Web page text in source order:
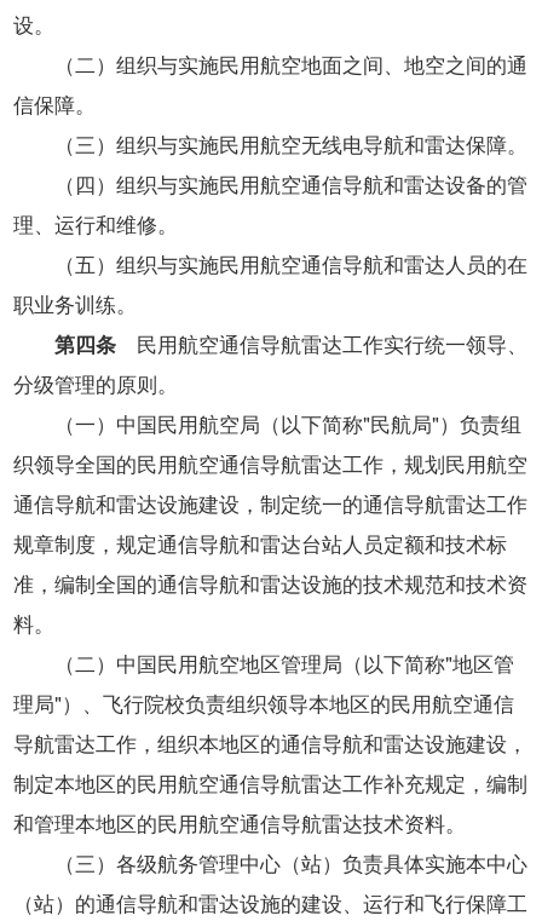
设。
（二）组织与实施民用航空地面之间、地空之间的通
信保障。
（三）组织与实施民用航空无线电导航和雷达保障。
（四）组织与实施民用航空通信导航和雷达设备的管
理、运行和维修。
（五）组织与实施民用航空通信导航和雷达人员的在
职业务训练。
第四条民用航空通信导航雷达工作实行统一领导、
分级管理的原则。
（一）中国民用航空局（以下简称"民航局"）负责组
织领导全国的民用航空通信导航雷达工作，规划民用航空
通信导航和雷达设施建设，制定统一的通信导航雷达工作
规章制度，规定通信导航和雷达台站人员定额和技术标
准，编制全国的通信导航和雷达设施的技术规范和技术资
料。
（二）中国民用航空地区管理局（以下简称"地区管
理局"）、飞行院校负责组织领导本地区的民用航空通信
导航雷达工作，组织本地区的通信导航和雷达设施建设，
制定本地区的民用航空通信导航雷达工作补充规定，编制
和管理本地区的民用航空通信导航雷达技术资料。
（三）各级航务管理中心（站）负责具体实施本中心
（站）的通信导航和雷达设施的建设、运行和飞行保障工